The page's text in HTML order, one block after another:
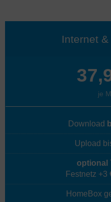
Internet
je
Download
Upload
optional
Festnetz +3
HomeBox